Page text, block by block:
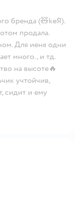
бренда (🧸keЯ).
продала.
Для иеня одни
много., и тд.
на высоте🔥
учтойчив,
сидит и ему